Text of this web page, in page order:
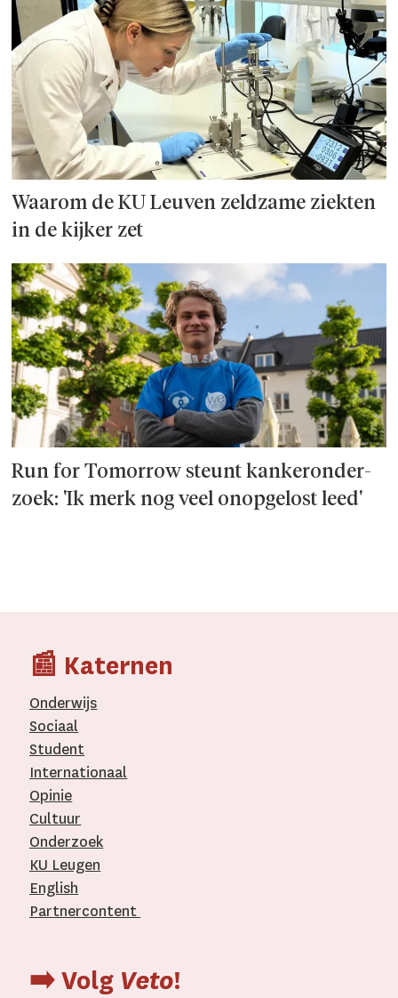
Waarom de KU Leuven zeldzame ziekten
in de kijker zet
Run for Tomorrow steunt kanker­onder­
zoek: 'Ik merk nog veel onopgelost leed'
📰 Katernen
Onderwijs
Sociaal
Student
Internationaal­
Opinie
Cultuur
Onderzoek
KU Leugen
English
Partnercontent
➡️ Volg Veto!